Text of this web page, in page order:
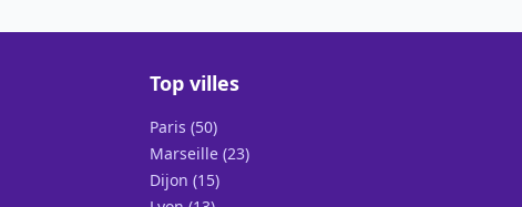
Top villes
Paris (50)
Marseille (23)
Dijon (15)